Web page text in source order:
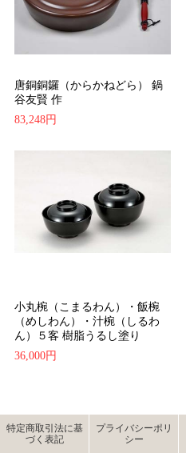
唐銅銅鑼（からかねどら） 鍋
谷友賢 作
83,248円
小丸椀（こまるわん）・飯椀
（めしわん）・汁椀（しるわ
ん）５客 樹脂うるし塗り
36,000円
特定商取引法に基
づく表記
プライバシーポリ
シー